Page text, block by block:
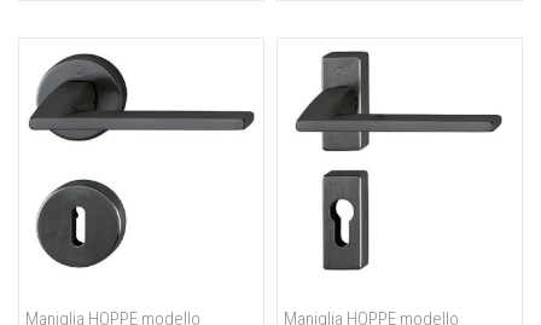
Maniglia HOPPE modello
Maniglia HOPPE modello